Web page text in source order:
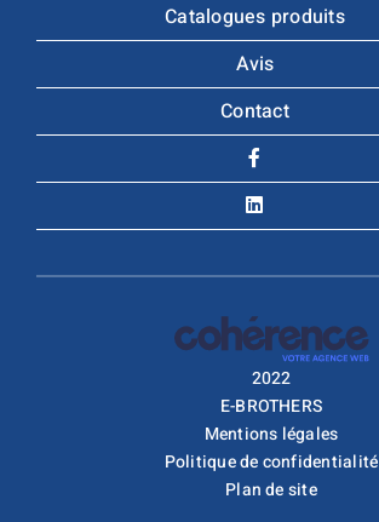
Catalogues produits
Avis
Contact
2022
E-BROTHERS
Mentions légales
Politique de confidentialité
Plan de site